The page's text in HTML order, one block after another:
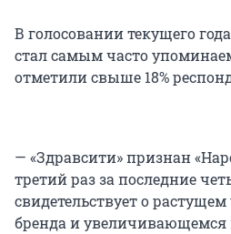
В голосовании текущего
стал самым часто
отметили свыше 18%
— «Здравсити» признан
третий раз за последние
свидетельствует о
бренда и увеличивающемся